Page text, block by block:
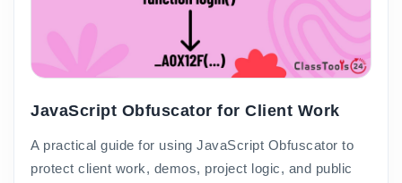
JavaScript Obfuscator for Client Work
A practical guide for using JavaScript Obfuscator to
protect client work, demos, project logic, and public